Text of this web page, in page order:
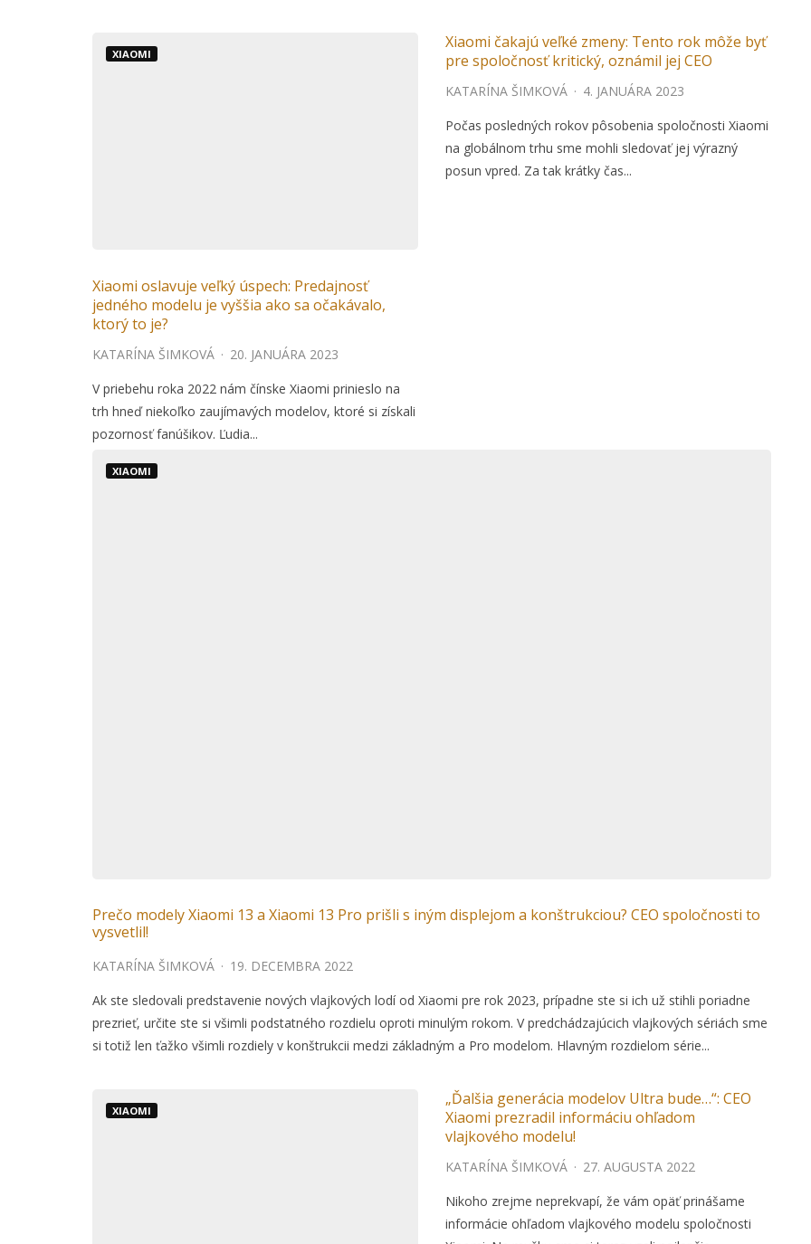
XIAOMI
Xiaomi oslavuje veľký úspech: Predajnosť
jedného modelu je vyššia ako sa očakávalo,
ktorý to je?
KATARÍNA ŠIMKOVÁ · 20. JANUÁRA 2023
V priebehu roka 2022 nám čínske Xiaomi prinieslo na
trh hneď niekoľko zaujímavých modelov, ktoré si získali
pozornosť fanúšikov. Ľudia...
Xiaomi čakajú veľké zmeny: Tento rok môže byť
pre spoločnosť kritický, oznámil jej CEO
KATARÍNA ŠIMKOVÁ · 4. JANUÁRA 2023
Počas posledných rokov pôsobenia spoločnosti Xiaomi
na globálnom trhu sme mohli sledovať jej výrazný
posun vpred. Za tak krátky čas...
XIAOMI
Prečo modely Xiaomi 13 a Xiaomi 13 Pro prišli s iným displejom a konštrukciou? CEO spoločnosti to
vysvetlil!
KATARÍNA ŠIMKOVÁ · 19. DECEMBRA 2022
Ak ste sledovali predstavenie nových vlajkových lodí od Xiaomi pre rok 2023, prípadne ste si ich už stihli poriadne
prezrieť, určite ste si všimli podstatného rozdielu oproti minulým rokom. V predchádzajúcich vlajkových sériách sme
si totiž len ťažko všimli rozdiely v konštrukcii medzi základným a Pro modelom. Hlavným rozdielom série...
XIAOMI
„Ďalšia generácia modelov Ultra bude…“: CEO
Xiaomi prezradil informáciu ohľadom
vlajkového modelu!
KATARÍNA ŠIMKOVÁ · 27. AUGUSTA 2022
Nikoho zrejme neprekvapí, že vám opäť prinášame
informácie ohľadom vlajkového modelu spoločnosti